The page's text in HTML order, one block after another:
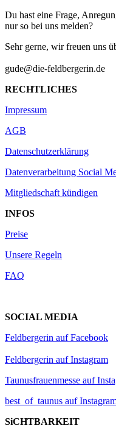
Du hast eine Frage,
nur so bei uns melden?
Sehr gerne, wir freuen uns
gude@die-feldbergerin.de
RECHTLICHES
Impressum
AGB
Datenschutzerklärung
Datenverarbeitung Social
Mitgliedschaft kündigen
INFOS
Preise
Unsere Regeln
FAQ
SOCIAL MEDIA
Feldbergerin auf Facebook
Feldbergerin auf Instagram
Taunusfrauenmesse auf
best_of_taunus auf
SiCHTBARKEIT